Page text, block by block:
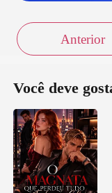
Anterior
Você deve